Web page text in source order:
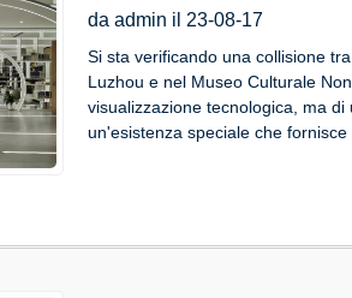
turistica intelligente e
da admin il 23-08-17
Si sta verificando una collisione
Luzhou e nel Museo Culturale
visualizzazione tecnologica, ma
un'esistenza speciale che